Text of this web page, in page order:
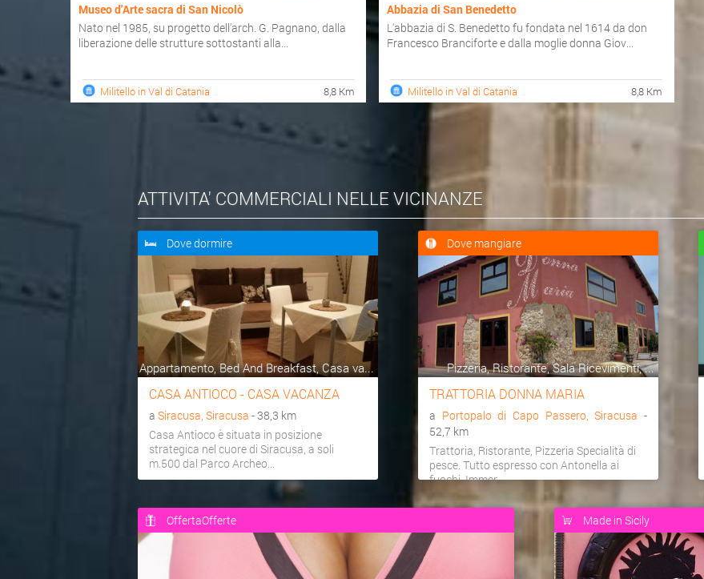
Museo d'Arte sacra di San Nicolò
Nato nel 1985, su progetto dell'arch. G. Pagnano, dalla
liberazione delle strutture sottostanti alla...
Militello in Val di Catania 8,8 Km
Abbazia di San Benedetto
L'abbazia di S. Benedetto fu fondata nel 1614 da don
Francesco Branciforte e dalla moglie donna Giov...
Militello in Val di Catania 8,8 Km
ATTIVITA' COMMERCIALI NELLE VICINANZE
Dove dormire
Appartamento, Bed And Breakfast, Casa va...
CASA ANTIOCO - CASA VACANZA
a Siracusa, Siracusa - 38,3 km
Casa Antioco è situata in posizione
strategica nel cuore di Siracusa, a soli
m.500 dal Parco Archeo...
Dove mangiare
Pizzeria, Ristorante, Sala Ricevimenti, ...
TRATTORIA DONNA MARIA
a Portopalo di Capo Passero, Siracusa -
52,7 km
Trattoria, Ristorante, Pizzeria Specialità di
pesce. Tutto espresso con Antonella ai
fuochi. Immer...
OffertaOfferte Made in Sicily